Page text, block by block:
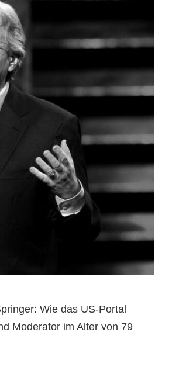
Wie das US-Portal
Moderator im Alter von 79